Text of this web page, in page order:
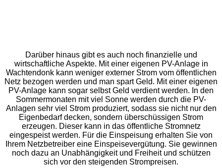
Darüber hinaus gibt es auch noch finanzielle und
wirtschaftliche Aspekte. Mit einer eigenen PV-Anlage in
Wachtendonk kann weniger externer Strom vom öffentlichen
Netz bezogen werden und man spart Geld. Mit einer eigenen
PV-Anlage kann sogar selbst Geld verdient werden. In den
Sommermonaten mit viel Sonne werden durch die PV-
Anlagen sehr viel Strom produziert, sodass sie nicht nur den
Eigenbedarf decken, sondern überschüssigen Strom
erzeugen. Dieser kann in das öffentliche Stromnetz
eingespeist werden. Für die Einspeisung erhalten Sie von
Ihrem Netzbetreiber eine Einspeisevergütung. Sie gewinnen
noch dazu an Unabhängigkeit und Freiheit und schützen
sich vor den steigenden Strompreisen.